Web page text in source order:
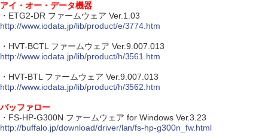
アイ・オー・データ機器
・ETG2-DR ファームウェア Ver.1.03
http://www.iodata.jp/lib/product/e/3774.htm
・HVT-BCTL ファームウェア Ver.9.007.013
http://www.iodata.jp/lib/product/h/3561.htm
・HVT-BTL ファームウェア Ver.9.007.013
http://www.iodata.jp/lib/product/h/3562.htm
バッファロー
・FS-HP-G300N ファームウェア for Windows Ver.3.23
http://buffalo.jp/download/driver/lan/fs-hp-g300n_fw.html